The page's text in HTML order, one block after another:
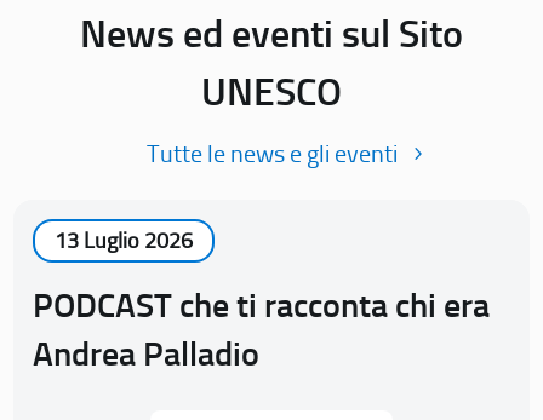
News ed eventi sul Sito
UNESCO
Tutte le news e gli eventi
13 Luglio 2026
PODCAST che ti racconta chi era
Andrea Palladio